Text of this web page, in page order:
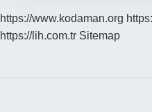
https://www.kodaman.org
https://lih.com.tr Sitemap